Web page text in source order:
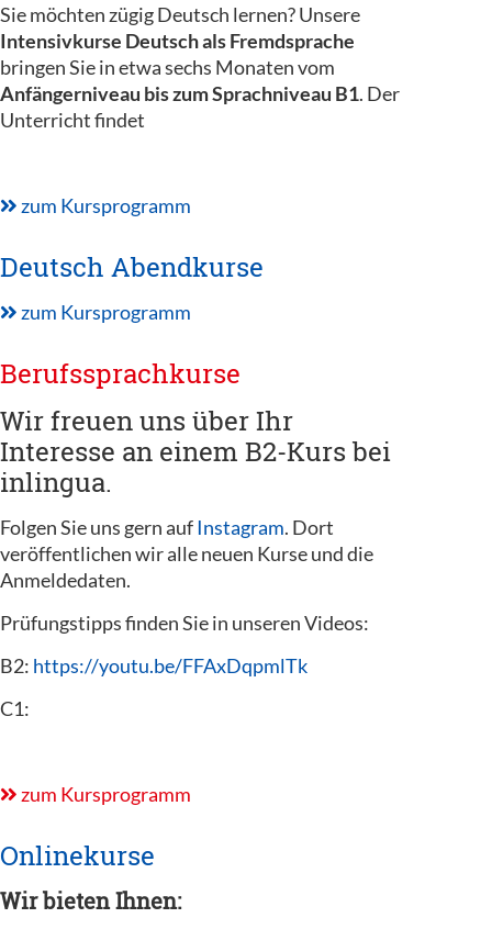
Sie möchten zügig Deutsch lernen? Unsere
Intensivkurse Deutsch als Fremdsprache
bringen Sie in etwa sechs Monaten vom
Anfängerniveau bis zum Sprachniveau B1. Der
Unterricht findet
zum Kursprogramm
Deutsch Abendkurse
zum Kursprogramm
Berufssprachkurse
Wir freuen uns über Ihr
Interesse an einem B2-Kurs bei
inlingua.
Folgen Sie uns gern aufInstagram. Dort
veröffentlichen wir alle neuen Kurse und die
Anmeldedaten.
Prüfungstipps finden Sie in unseren Videos:
B2: https://youtu.be/FFAxDqpmlTk
C1:
zum Kursprogramm
Onlinekurse
Wir bieten Ihnen: